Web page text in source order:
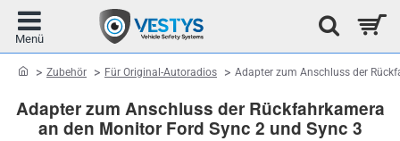
Adapter zum Anschluss der Rückfahrkamera
an den Monitor Ford Sync 2 und Sync 3
homeZubehör Für Original-Autoradios Adapter zum Anschluss der